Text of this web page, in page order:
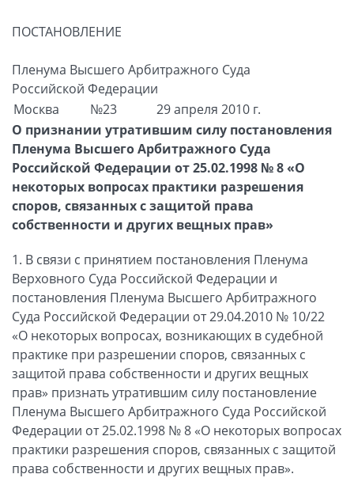
ПОСТАНОВЛЕНИЕ
Пленума Высшего Арбитражного Суда
Российской Федерации
Москва
№23
29 апреля 2010 г.
О признании утратившим силу постановления
Пленума Высшего Арбитражного Суда
Российской Федерации от 25.02.1998 № 8 «О
некоторых вопросах практики разрешения
споров, связанных с защитой права
собственности и других вещных прав»
1. В связи с принятием постановления Пленума
Верховного Суда Российской Федерации и
постановления Пленума Высшего Арбитражного
Суда Российской Федерации от 29.04.2010 № 10/22
«О некоторых вопросах, возникающих в судебной
практике при разрешении споров, связанных с
защитой права собственности и других вещных
прав» признать утратившим силу постановление
Пленума Высшего Арбитражного Суда Российской
Федерации от 25.02.1998 № 8 «О некоторых вопросах
практики разрешения споров, связанных с защитой
права собственности и других вещных прав».